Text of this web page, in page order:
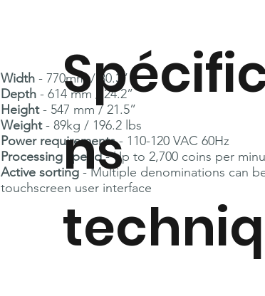
Width- 770mm / 30.3”
Depth - 614 mm / 24.2”
Height- 547 mm / 21.5”
Weight- 89kg / 196.2 lbs
Power requirements- 110-120 VAC 60Hz
Processing speed- Up to 2,700 coins per
Active sorting- Multiple denominations can
touchscreen user interface
ns